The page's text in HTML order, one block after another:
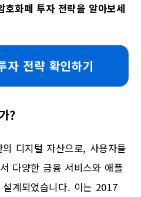
호화폐 투자 전략을 알아보세
전략 확인하기
?
디지털 자산으로, 사용자들
다양한 금융 서비스와 애플
계되었습니다. 이는 2017